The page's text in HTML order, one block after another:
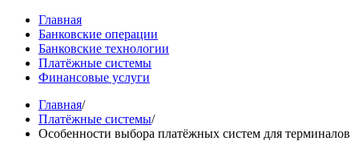
Главная
Банковские операции
Банковские технологии
Платёжные системы
Финансовые услуги
Главная/
Платёжные системы/
Особенности выбора платёжных систем для терминалов